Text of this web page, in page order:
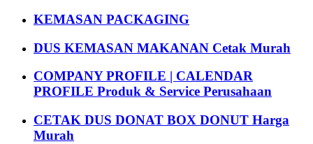
KEMASAN PACKAGING
DUS KEMASAN MAKANAN Cetak Murah
COMPANY PROFILE | CALENDAR
PROFILE Produk & Service Perusahaan
CETAK DUS DONAT BOX DONUT Harga
Murah